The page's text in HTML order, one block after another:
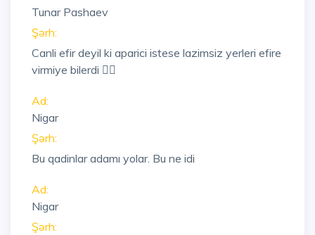
Tunar Pashaev
Şərh:
Canli efir deyil ki aparici istese lazimsiz yerleri efire
virmiye bilerdi 🤦‍♀️
Ad:
Nigar
Şərh:
Bu qadinlar adamı yolar. Bu ne idi
Ad:
Nigar
Şərh: